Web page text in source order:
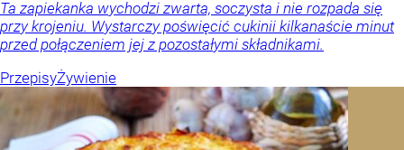
Ta zapiekanka wychodzi zwarta, soczysta i nie rozpada się
przy krojeniu. Wystarczy poświęcić cukinii kilkanaście minut
przed połączeniem jej z pozostałymi składnikami.
PrzepisyŻywienie